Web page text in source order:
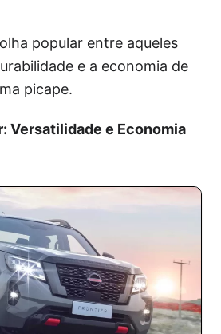
popular entre aqueles
e a economia de
picape.
Versatilidade e Economia